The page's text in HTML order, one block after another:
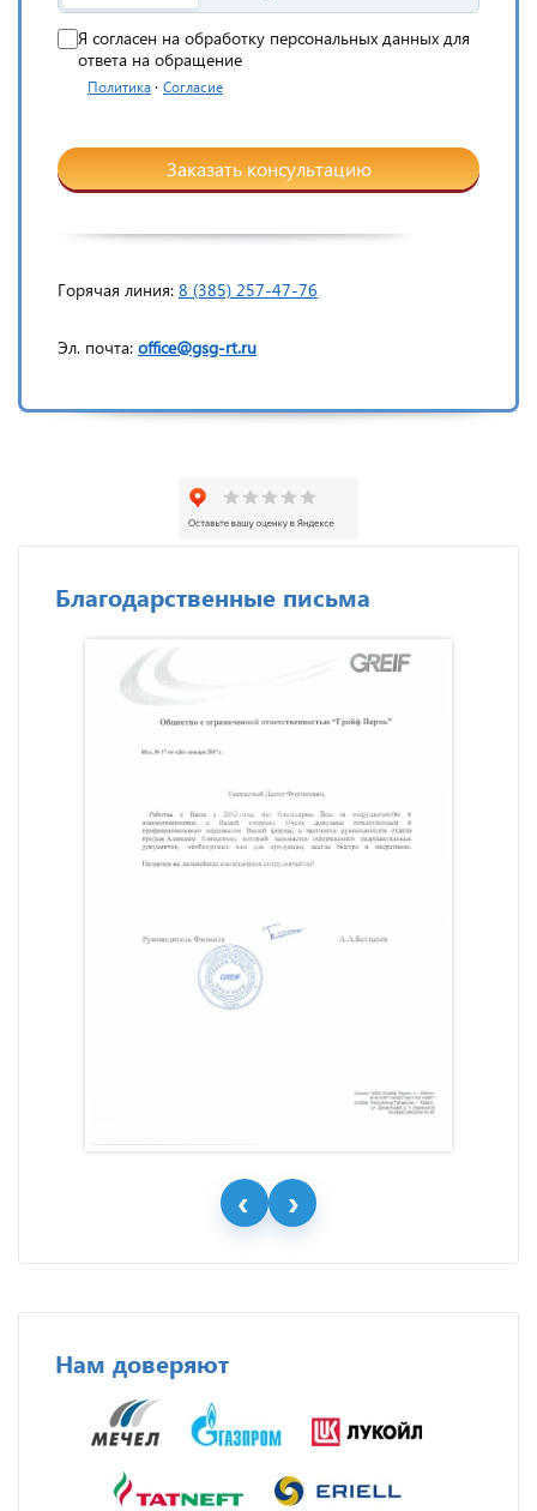
Я согласен на обработку персональных данных для
ответа на обращение
Политика · Согласие
Заказать консультацию
Горячая линия: 8 (385) 257-47-76
Эл. почта: office@gsg-rt.ru
Благодарственные письма
Нам доверяют